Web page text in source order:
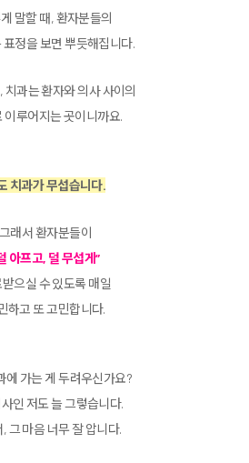
말할 때, 환자분들의
표정을 보면 뿌듯해집니다.
치과는 환자와 의사 사이의
이루어지는 곳이니까요.
치과가 무섭습니다.
그래서 환자분들이
아프고, 덜 무섭게”
으실 수 있도록 매일
하고 또 고민합니다.
에 가는 게 두려우신가요?
인 저도 늘 그렇습니다.
그 마음 너무 잘 압니다.